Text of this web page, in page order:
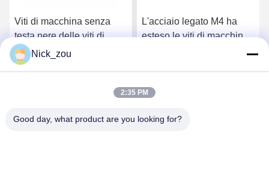
Viti di macchina senza
testa nere delle viti di
fissaggio Gr12.9 M8
dell'acciaio legato M10
L'acciaio legato M4 ha
esteso le viti di macchina
Nick_zou
2:35 PM
Good day, what product are you looking for?